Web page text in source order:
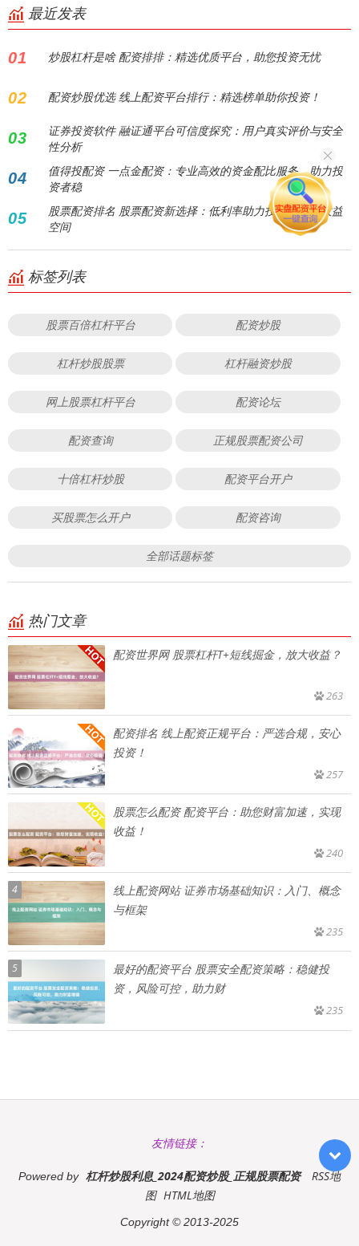
最近发表
01 炒股杠杆是啥 配资排排：精选优质平台，助您投资无忧
02 配资炒股优选 线上配资平台排行：精选榜单助你投资！
03
证券投资软件 融证通平台可信度探究：用户真实评价与安全
性分析
04
值得投配资 一点金配资：专业高效的资金配比服务，助力投
资者稳
05
股票配资排名 股票配资新选择：低利率助力投资者放大收益
空间
标签列表
股票百倍杠杆平台 配资炒股
杠杆炒股股票 杠杆融资炒股
网上股票杠杆平台 配资论坛
配资查询 正规股票配资公司
十倍杠杆炒股 配资平台开户
买股票怎么开户 配资咨询
全部话题标签
热门文章
配资世界网 股票杠杆T+短线掘金，放大收益？
263
配资排名 线上配资正规平台：严选合规，安心
投资！
257
股票怎么配资 配资平台：助您财富加速，实现
收益！
240
4
线上配资网站 证券市场基础知识：入门、概念
与框架
235
5
最好的配资平台 股票安全配资策略：稳健投
资，风险可控，助力财
235
友情链接：
Powered by 杠杆炒股利息_2024配资炒股_正规股票配资
RSS地
图 HTML地图
Copyright© 2013-2025